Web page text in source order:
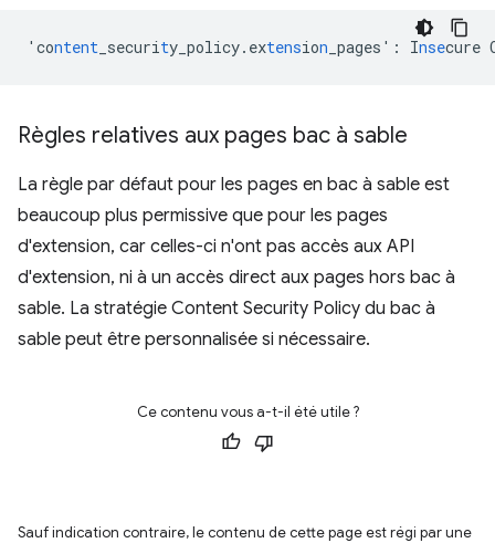
'content _security_policy.extension _pages' : Insecure
Règles relatives aux pages bac à sable
La règle par défaut pour les pages en bac à sable est
beaucoup plus permissive que pour les pages
d'extension, car celles-ci n'ont pas accès aux API
d'extension, ni à un accès direct aux pages hors bac à
sable. La stratégie Content Security Policy du bac à
sable peut être personnalisée si nécessaire.
Ce contenu vous a-t-il été utile ?
Sauf indication contraire, le contenu de cette page est régi par une